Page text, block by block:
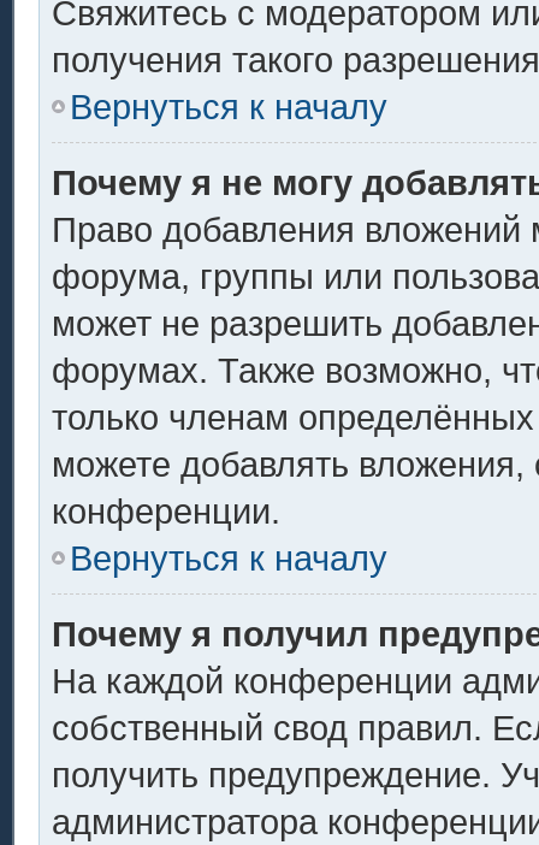
Свяжитесь с модератором
получения такого
Вернуться к началу
Почему я не могу
Право добавления вложений
форума, группы или
может не разрешить
форумах. Также возможно,
только членам
можете добавлять
конференции.
Вернуться к началу
Почему я получил
На каждой конференции
собственный свод правил.
получить предупреждение.
администратора